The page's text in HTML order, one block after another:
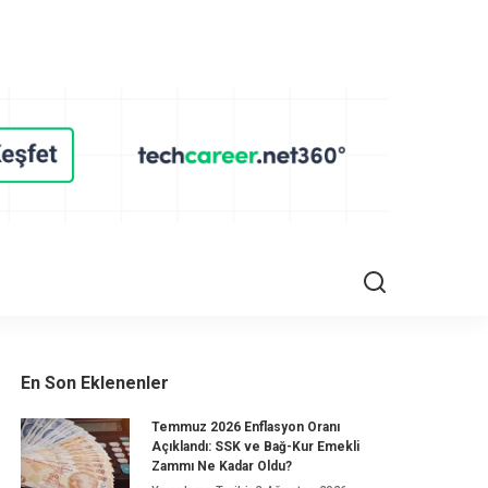
En Son Eklenenler
Temmuz 2026 Enflasyon Oranı
Açıklandı: SSK ve Bağ-Kur Emekli
Zammı Ne Kadar Oldu?